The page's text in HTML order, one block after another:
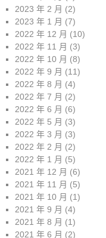
2023 年 2 月 (2)
2023 年 1 月 (7)
2022 年 12 月 (10)
2022 年 11 月 (3)
2022 年 10 月 (8)
2022 年 9 月 (11)
2022 年 8 月 (4)
2022 年 7 月 (2)
2022 年 6 月 (6)
2022 年 5 月 (3)
2022 年 3 月 (3)
2022 年 2 月 (2)
2022 年 1 月 (5)
2021 年 12 月 (6)
2021 年 11 月 (5)
2021 年 10 月 (1)
2021 年 9 月 (4)
2021 年 8 月 (1)
2021 年 6 月 (2)